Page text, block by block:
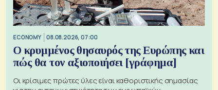
ECONOMY 08.08.2026, 07:00
Ο κρυμμένος θησαυρός της Ευρώπης και
πώς θα τον αξιοποιήσει [γράφημα]
Οι κρίσιμες πρώτες ύλες είναι καθοριστικής σημασίας